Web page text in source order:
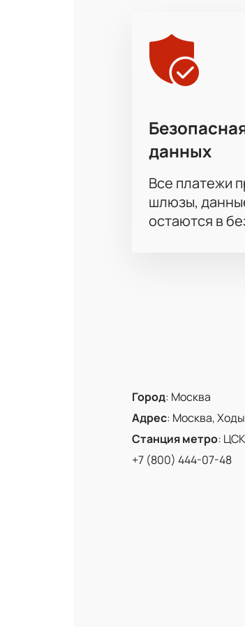
продолжительность
данных
Все платежи
шлюзы,
остаются в
Город: Москва
Адрес: Москва,
Станция метро:
+7 (800) 444-07-48